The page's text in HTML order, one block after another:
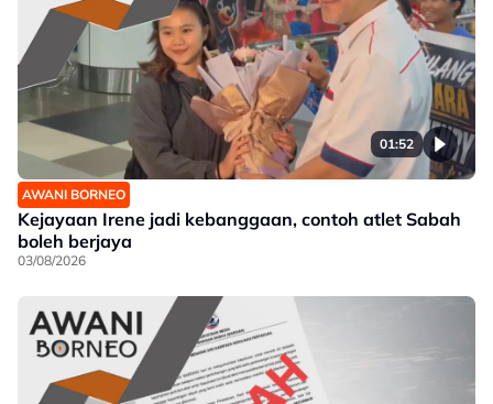
01:52
AWANI BORNEO
Kejayaan Irene jadi kebanggaan, contoh atlet Sabah
boleh berjaya
03/08/2026